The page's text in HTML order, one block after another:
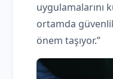
uygulamalarını
ortamda
önem taşıyor.”